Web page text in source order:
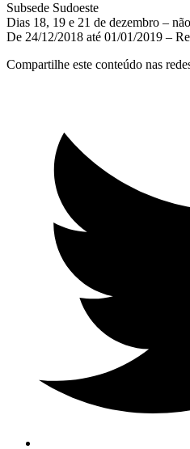
Subsede Sudoeste
Dias 18, 19 e 21 de dezembro –
De 24/12/2018 até 01/01/2019 –
Compartilhe este conteúdo nas